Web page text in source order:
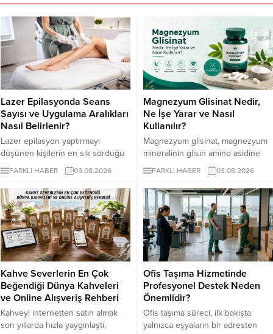
Lazer Epilasyonda Seans
Sayısı ve Uygulama Aralıkları
Nasıl Belirlenir?
Lazer epilasyon yaptırmayı
düşünen kişilerin en sık sorduğu
konuların başında kaç seans
gerektiği gelir. Ancak bu soruya
herkes için geçerli tek bir sayı
vermek mümkün değildir. Cilt
rengi, kılın kalınlığı, uygulama
bölgesi ve hormonal özellikler
seans planını etkileyebilir. İzmir
lazer epilasyon seçenekleri
araştırılırken kısa sürede kesin
sonuç vadeden açıklamalarla
karşılaşılabilir....
FARKLI HABER 03.08.2026
Magnezyum Glisinat Nedir,
Ne İşe Yarar ve Nasıl
Kullanılır?
Magnezyum glisinat, magnezyum
mineralinin glisin amino asidine
bağlandığı bir takviye formudur.
Glisin, vücudun protein yapımında
kullandığı en küçük amino asittir
ve burada minerali taşıyan bileşen
olarak görev yapar.
FARKLI HABER 03.08.2026
Kahve Severlerin En Çok
Beğendiği Dünya Kahveleri
ve Online Alışveriş Rehberi
Kahveyi internetten satın almak
son yıllarda hızla yaygınlaştı,
Ofis Taşıma Hizmetinde
Profesyonel Destek Neden
Önemlidir?
Ofis taşıma süreci, ilk bakışta
yalnızca eşyaların bir adresten